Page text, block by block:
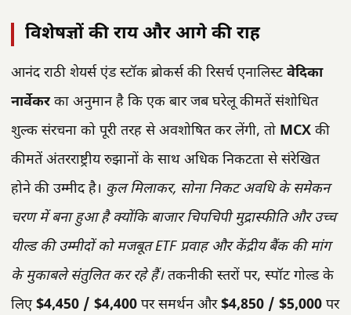
विशेषज्ञों की राय और आगे की राह
आनंद राठी शेयर्स एंड स्टॉक ब्रोकर्स की रिसर्च एनालिस्टवेदिका
नार्वेकरका अनुमान है कि एक बार जब घरेलू कीमतें संशोधित
शुल्क संरचना को पूरी तरह से अवशोषित कर लेंगी, तो MCX की
कीमतें अंतरराष्ट्रीय रुझानों के साथ अधिक निकटता से संरेखित
होने की उम्मीद है। कुल मिलाकर, सोना निकट अवधि के समेकन
चरण में बना हुआ है क्योंकि बाजार चिपचिपी मुद्रास्फीति और उच्च
यील्ड की उम्मीदों को मजबूत ETF प्रवाह और केंद्रीय बैंक की मांग
के मुकाबले संतुलित कर रहे हैं।तकनीकी स्तरों पर, स्पॉट गोल्ड के
लिए$4,450 / $4,400 पर समर्थन और$4,850 / $5,000 पर